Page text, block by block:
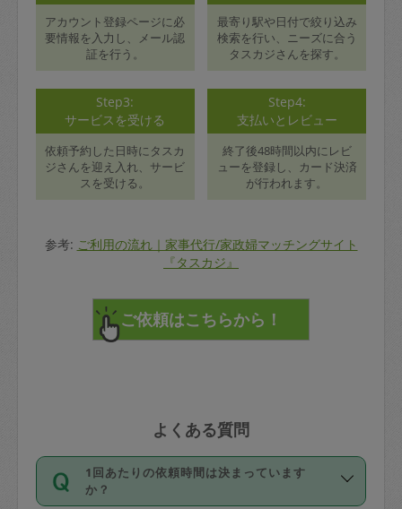
アカウント登録ページに必
要情報を入力し、メール認
証を行う。
最寄り駅や日付で絞り込み
検索を行い、ニーズに合う
タスカジさんを探す。
Step3:
サービスを受ける
依頼予約した日時にタスカ
ジさんを迎え入れ、サービ
スを受ける。
Step4:
支払いとレビュー
終了後48時間以内にレビ
ューを登録し、カード決済
が行われます。
参考: ご利用の流れ｜家事代行/家政婦マッチングサイト
『タスカジ』
よくある質問
1回あたりの依頼時間は決まっています
か？